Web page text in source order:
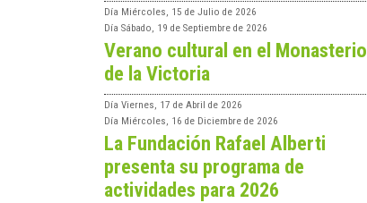
Día Miércoles, 15 de Julio de 2026
Día Sábado, 19 de Septiembre de 2026
Verano cultural en el Monasterio
de la Victoria
Día Viernes, 17 de Abril de 2026
Día Miércoles, 16 de Diciembre de 2026
La Fundación Rafael Alberti
presenta su programa de
actividades para 2026